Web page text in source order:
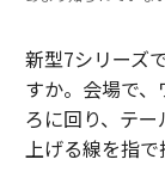
新型7シリーズ
すか。会場で
ろに回り、テ
上げる線を指で